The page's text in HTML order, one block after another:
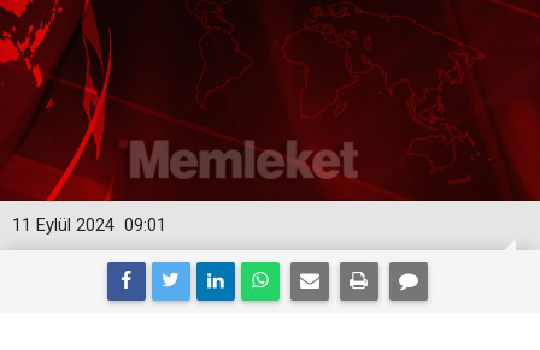
09:01
11 Eylül 2024